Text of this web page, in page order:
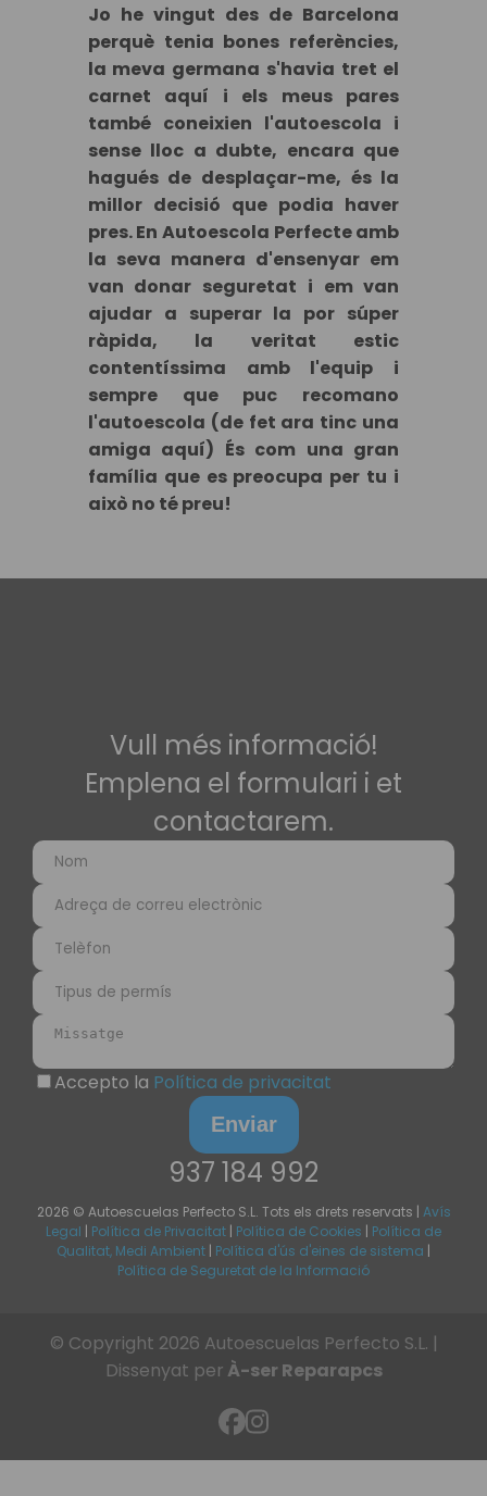
Jo he vingut des de Barcelona
perquè tenia bones referències,
la meva germana s'havia tret el
carnet aquí i els meus pares
també coneixien l'autoescola i
sense lloc a dubte, encara que
hagués de desplaçar-me, és la
millor decisió que podia haver
pres. En Autoescola Perfecte amb
la seva manera d'ensenyar em
van donar seguretat i em van
ajudar a superar la por súper
ràpida, la veritat estic
contentíssima amb l'equip i
sempre que puc recomano
l'autoescola (de fet ara tinc una
amiga aquí) És com una gran
família que es preocupa per tu i
això no té preu!
Vull més informació!
Emplena el formulari i et
contactarem.
Accepto la Política de privacitat
Enviar
937 184 992
2026 © Autoescuelas Perfecto S.L. Tots els drets reservats Avís
Legal
Política de Privacitat Política de Cookies
Política de
Qualitat, Medi Ambient Política d'ús d'eines de sistema
Política de Seguretat de la Informació
© Copyright 2026 Autoescuelas Perfecto S.L. |
Dissenyat per À-ser Reparapcs